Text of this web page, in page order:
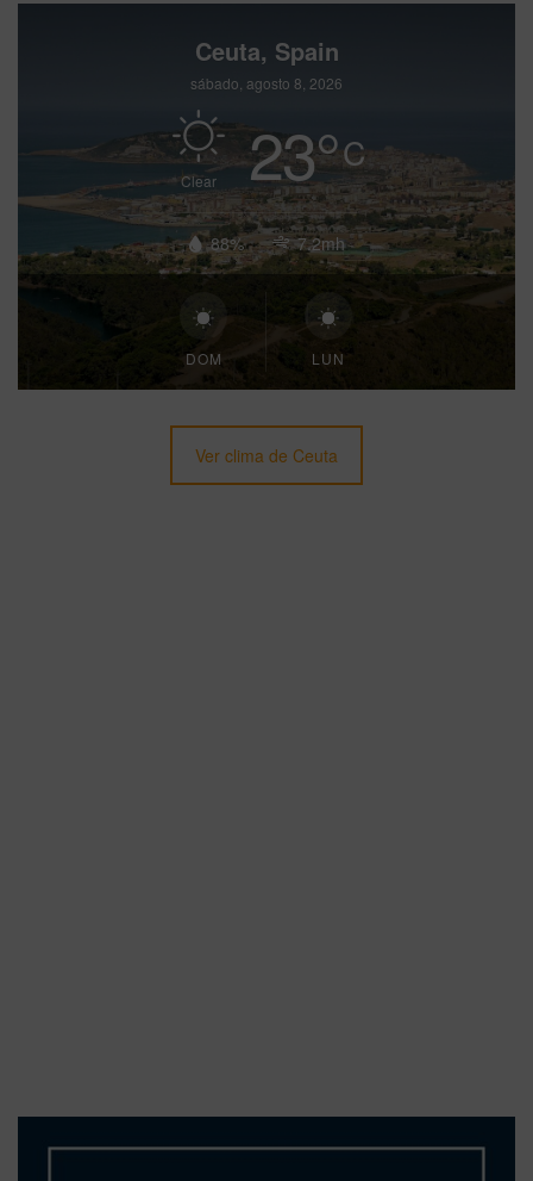
Ceuta, Spain
sábado, agosto 8, 2026
Clear 23°C
88% 7.2mh
DOM LUN
Ver clima de Ceuta